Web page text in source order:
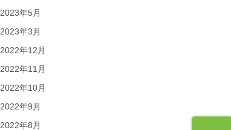
2023年5月
2023年3月
2022年12月
2022年11月
2022年10月
2022年9月
2022年8月